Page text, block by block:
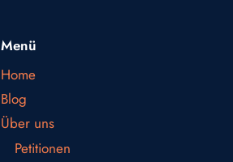
Menü
Home
Blog
Über uns
Petitionen